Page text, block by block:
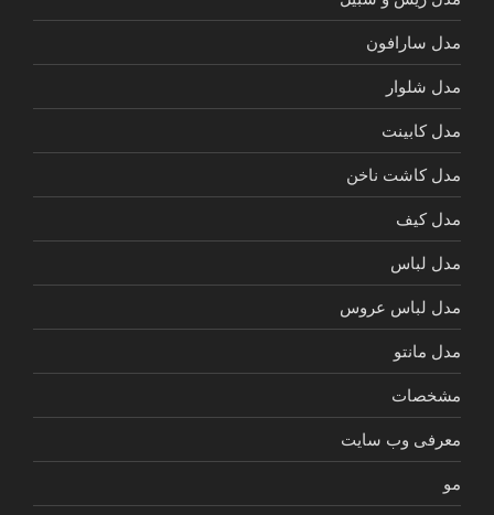
مدل سارافون
مدل شلوار
مدل کابینت
مدل کاشت ناخن
مدل کیف
مدل لباس
مدل لباس عروس
مدل مانتو
مشخصات
معرفی وب سایت
مو